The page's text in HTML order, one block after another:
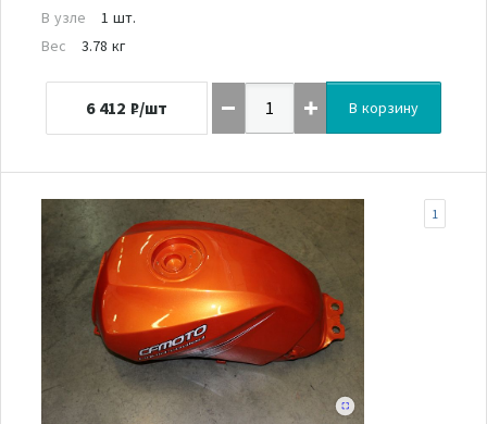
В узле
1 шт.
Вес
3.78 кг
6 412 ₽/шт В корзину
1